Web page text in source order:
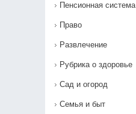
Пенсионная система
Право
Развлечение
Рубрика о здоровье
Сад и огород
Семья и быт